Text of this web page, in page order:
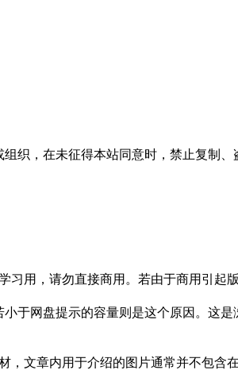
织，在未征得本站同意时，禁止复制
用，请勿直接商用。若由于商用引起
于网盘提示的容量则是这个原因。这
文章内用于介绍的图片通常并不包含